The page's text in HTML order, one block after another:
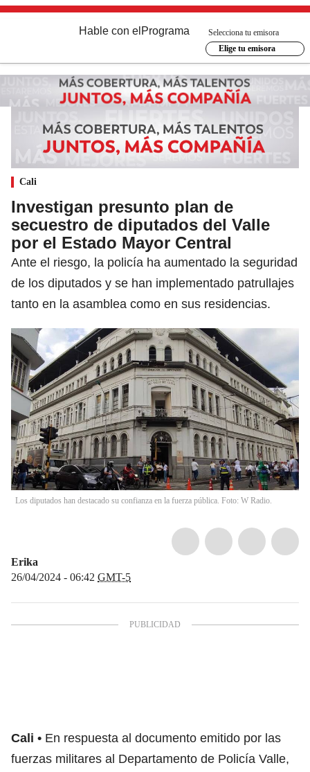
Hable con el Programa
Selecciona tu emisora
Elige tu emisora
Cali
Investigan presunto plan de
secuestro de diputados del Valle
por el Estado Mayor Central
Ante el riesgo, la policía ha aumentado la seguridad
de los diputados y se han implementado patrullajes
tanto en la asamblea como en sus residencias.
Los diputados han destacado su confianza en la fuerza pública. Foto: W Radio.
Erika
26/04/2024 - 06:42 GMT-5
Cali
En respuesta al documento emitido por las
fuerzas militares al Departamento de Policía Valle,